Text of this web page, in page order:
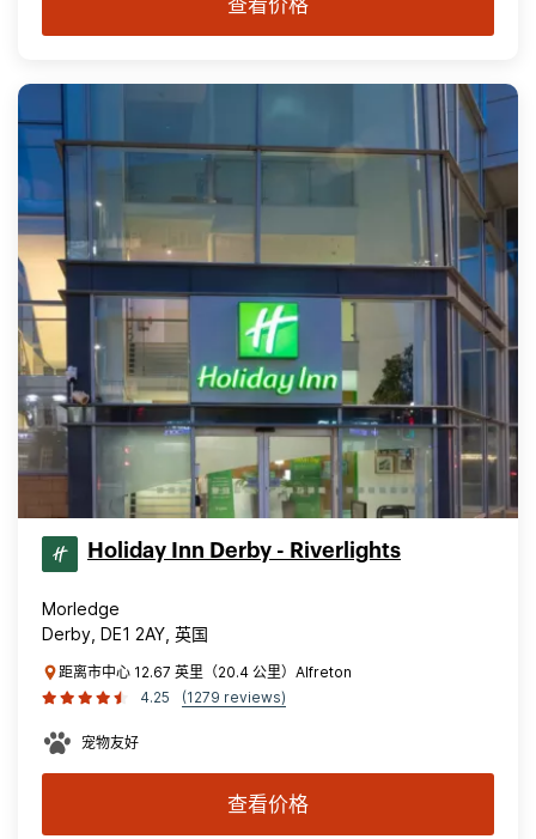
查看价格
Holiday Inn Derby - Riverlights
Morledge
Derby, DE1 2AY, 英国
距离市中心 12.67 英里（20.4 公里）Alfreton
4.25
(1279 reviews)
宠物友好
查看价格